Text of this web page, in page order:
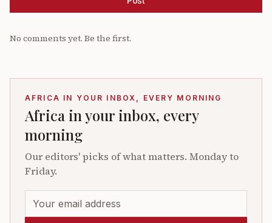
No comments yet. Be the first.
AFRICA IN YOUR INBOX, EVERY MORNING
Africa in your inbox, every
morning
Our editors' picks of what matters. Monday to
Friday.